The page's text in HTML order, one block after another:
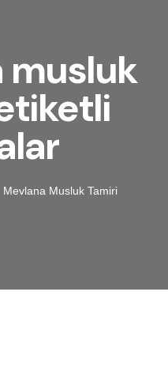
musluk
Mevlana Musluk Tamiri